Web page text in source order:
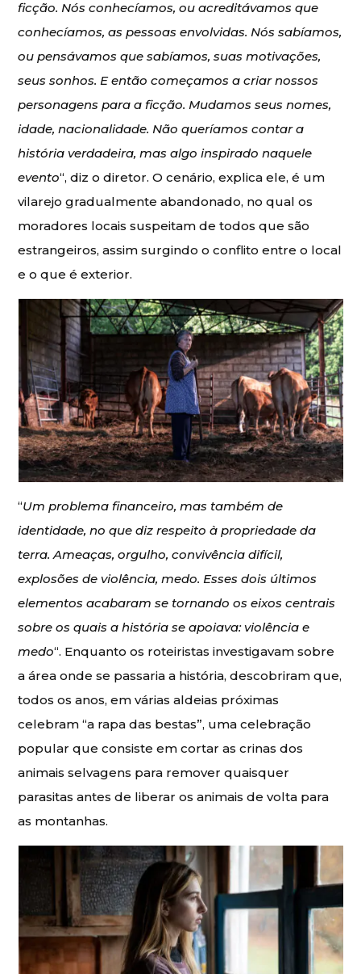
ficção. Nós conhecíamos, ou acreditávamos que
conhecíamos, as pessoas envolvidas. Nós sabíamos,
ou pensávamos que sabíamos, suas motivações,
seus sonhos. E então começamos a criar nossos
personagens para a ficção. Mudamos seus nomes,
idade, nacionalidade. Não queríamos contar a
história verdadeira, mas algo inspirado naquele
evento“, diz o diretor. O cenário, explica ele, é um
vilarejo gradualmente abandonado, no qual os
moradores locais suspeitam de todos que são
estrangeiros, assim surgindo o conflito entre o local
e o que é exterior.
“Um problema financeiro, mas também de
identidade, no que diz respeito à propriedade da
terra. Ameaças, orgulho, convivência difícil,
explosões de violência, medo. Esses dois últimos
elementos acabaram se tornando os eixos centrais
sobre os quais a história se apoiava: violência e
medo“. Enquanto os roteiristas investigavam sobre
a área onde se passaria a história, descobriram que,
todos os anos, em várias aldeias próximas
celebram “a rapa das bestas”, uma celebração
popular que consiste em cortar as crinas dos
animais selvagens para remover quaisquer
parasitas antes de liberar os animais de volta para
as montanhas.